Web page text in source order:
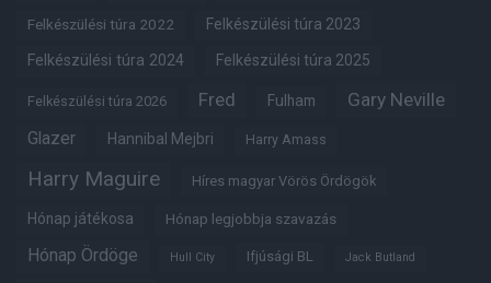
Felkészülési túra 2022 Felkészülési túra 2023
Felkészülési túra 2024 Felkészülési túra 2025
Felkészülési túra 2026 Fred Fulham Gary Neville
Glazer Hannibal Mejbri Harry Amass
Harry Maguire Híres magyar Vörös Ördögök
Hónap játékosa Hónap legjobbja szavazás
Hónap Ördöge Hull City Ifjúsági BL Jack Butland